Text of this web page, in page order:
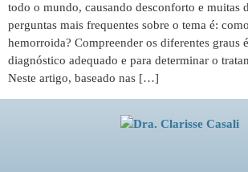
todo o mundo, causando desconforto e muitas
perguntas mais frequentes sobre o tema é:
hemorroida? Compreender os diferentes graus
diagnóstico adequado e para determinar o
Neste artigo, baseado nas […]